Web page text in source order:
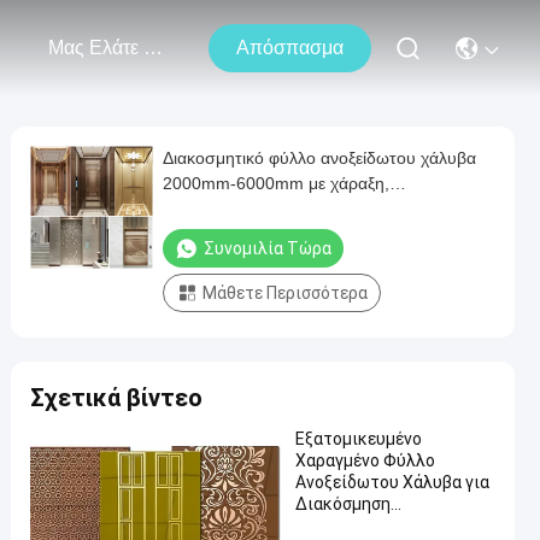
Μας Ελάτε Σε Επαφή Με Απόσπασμα
Διακοσμητικό φύλλο ανοξείδωτου χάλυβα
2000mm-6000mm με χάραξη,
Συνομιλία Τώρα
Μάθετε Περισσότερα
Σχετικά βίντεο
Εξατομικευμένο
Χαραγμένο Φύλλο
Ανοξείδωτου Χάλυβα για
Διακόσμηση